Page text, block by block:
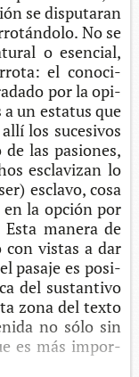
se dispu­taran
No se
o esen­cial,
el cono­ci­
por la opi­
un esta­tus que
los suce­si­vos
las pasio­nes,
escla­vi­zan lo
escla­vo, cosa
en la opción por
Esta mane­ra de
vis­tas a dar
pasa­je es posi­
del sus­tan­ti­vo
zona del texto
no sólo sin
es más impor­